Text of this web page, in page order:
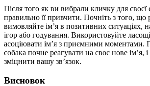
Після того як ви вибрали кличку для
правильно її привчити. Почніть з того, що
вимовляйте ім’я в позитивних ситуаціях,
ігор або годування. Використовуйте
асоціювати ім’я з приємними моментами.
собака почне реагувати на своє нове ім’я,
зміцнити вашу зв’язок.
Висновок